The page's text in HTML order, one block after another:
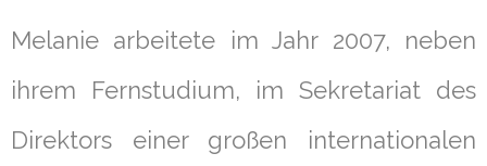
Melanie arbeitete im Jahr 2007, neben
ihrem Fernstudium, im Sekretariat des
Direktors einer großen internationalen